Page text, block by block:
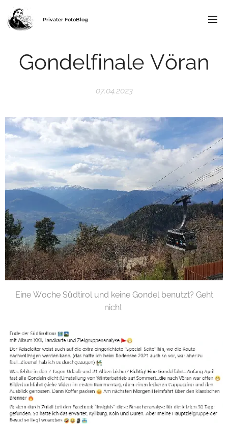
Privater FotoBlog
Gondelfinale Vöran
07.04.2023
Eine Woche Südtirol und keine Gondel benutzt? Geht
nicht